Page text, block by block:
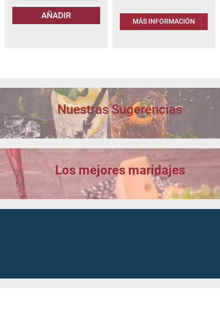
I
cantidad
AÑADIR
MÁS INFORMACIÓN
Nuestras Sugerencias
Los mejores maridajes